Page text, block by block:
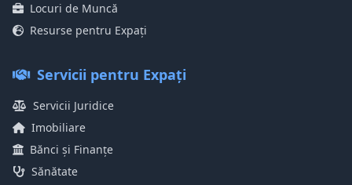
Locuri de Muncă
Resurse pentru Expați
Servicii pentru Expați
Servicii Juridice
Imobiliare
Bănci și Finanțe
Sănătate